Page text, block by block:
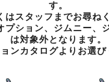
す。
スタッフまでお尋ね
ション、ジムニー、
は対象外となります。
ンカタログよりお選び